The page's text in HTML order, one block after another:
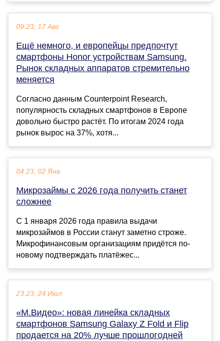
09:23, 17 Авг
Ещё немного, и европейцы предпочтут
смартфоны Honor устройствам Samsung.
Рынок складных аппаратов стремительно
меняется
Согласно данным Counterpoint Research,
популярность складных смартфонов в Европе
довольно быстро растёт. По итогам 2024 года
рынок вырос на 37%, хотя...
04:23, 02 Янв
Микрозаймы с 2026 года получить станет
сложнее
С 1 января 2026 года правила выдачи
микрозаймов в России станут заметно строже.
Микрофинансовым организациям придётся по-
новому подтверждать платёжес...
23:23, 24 Июл
«М.Видео»: новая линейка складных
смартфонов Samsung Galaxy Z Fold и Flip
продается на 20% лучше прошлогодней